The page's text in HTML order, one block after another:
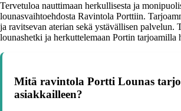
Tervetuloa nauttimaan herkullisesta ja
lounasvaihtoehdosta Ravintola Porttiin.
ja ravitsevan aterian sekä ystävällisen palvelun.
lounashetki ja herkuttelemaan Portin tarjoamilla
Mitä ravintola Portti Lounas
asiakkailleen?